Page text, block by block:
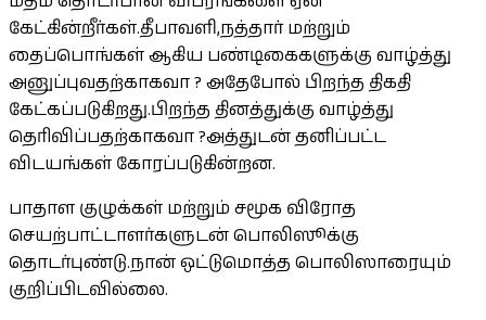
கேட்கின்றீர்கள்.தீபாவளி,நத்தார் மற்றும்
தைப்பொங்கள் ஆகிய பண்டிகைகளுக்கு வாழ்த்து
அனுப்புவதற்காகவா ? அதேபோல் பிறந்த திகதி
கேட்கப்படுகிறது.பிறந்த தினத்துக்கு வாழ்த்து
தெரிவிப்பதற்காகவா ?அத்துடன் தனிப்பட்ட
விடயங்கள் கோரப்படுகின்றன.
பாதாள குழுக்கள் மற்றும் சமூக விரோத
செயற்பாட்டாளர்களுடன் பொலிஸூக்கு
தொடர்புண்டு.நான் ஒட்டுமொத்த பொலிஸாரையும்
குறிப்பிடவில்லை.